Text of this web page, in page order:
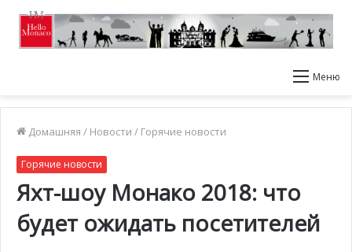
Меню
Домашняя / Новости / Горячие новости
Горячие новости
Яхт-шоу Монако 2018: что
будет ожидать посетителей